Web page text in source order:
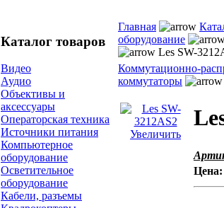
Каталог товаров
Видео
Аудио
Объективы и
аксессуары
Операторская техника
Источники питания
Компьютерное
оборудование
Осветительное
оборудование
Кабели, разъемы
Главная
оборудование
Les SW-
Коммутационно-
коммутаторы
Увеличить
Цена: